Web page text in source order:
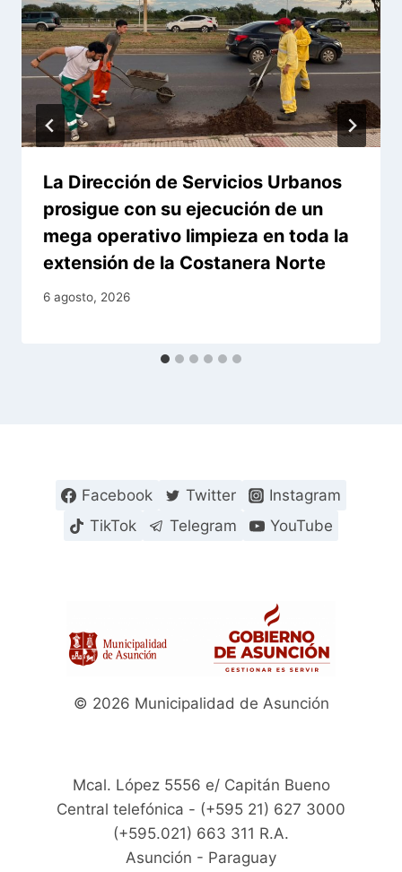
La Dirección de Servicios Urbanos
prosigue con su ejecución de un
mega operativo limpieza en toda la
extensión de la Costanera Norte
6 agosto, 2026
Facebook Twitter
Instagram
TikTok
Telegram YouTube
© 2026 Municipalidad de Asunción
Mcal. López 5556 e/ Capitán Bueno
Central telefónica - (+595 21) 627 3000
(+595.021) 663 311 R.A.
Asunción - Paraguay